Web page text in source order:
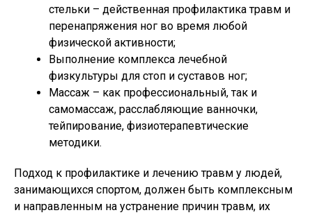
стельки – действенная профилактика травм и
перенапряжения ног во время любой
физической активности;
Выполнение комплекса лечебной
физкультуры для стоп и суставов ног;
Массаж – как профессиональный, так и
самомассаж, расслабляющие ванночки,
тейпирование, физиотерапевтические
методики.
Подход к профилактике и лечению травм у людей,
занимающихся спортом, должен быть комплексным
и направленным на устранение причин травм, их